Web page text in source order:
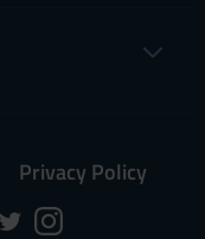
Privacy Policy